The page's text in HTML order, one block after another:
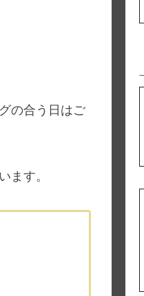
の合う日はご
ます。